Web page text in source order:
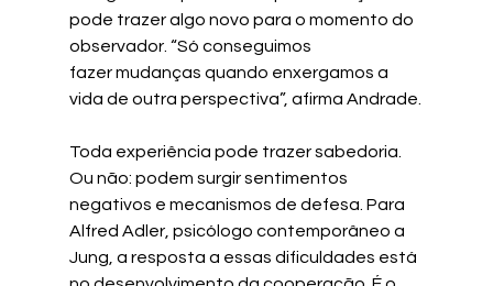
pode trazer algo novo para o momento do
observador. “Só conseguimos
fazer mudanças quando enxergamos a
vida de outra perspectiva”, afirma Andrade.
Toda experiência pode trazer sabedoria.
Ou não: podem surgir sentimentos
negativos e mecanismos de defesa. Para
Alfred Adler, psicólogo contemporâneo a
Jung, a resposta a essas dificuldades está